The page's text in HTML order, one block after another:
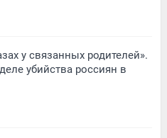
у связанных родителей».
убийства россиян в